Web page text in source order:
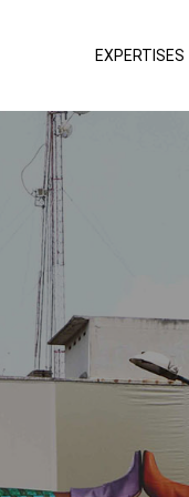
EXPERTISES